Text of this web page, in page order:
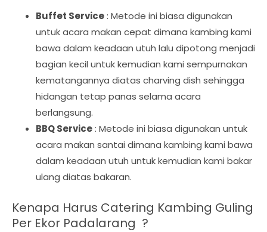
Buffet Service: Metode ini biasa digunakan
untuk acara makan cepat dimana kambing kami
bawa dalam keadaan utuh lalu dipotong menjadi
bagian kecil untuk kemudian kami sempurnakan
kematangannya diatas charving dish sehingga
hidangan tetap panas selama acara
berlangsung.
BBQ Service: Metode ini biasa digunakan untuk
acara makan santai dimana kambing kami bawa
dalam keadaan utuh untuk kemudian kami bakar
ulang diatas bakaran.
Kenapa Harus Catering Kambing Guling
Per Ekor Padalarang ?